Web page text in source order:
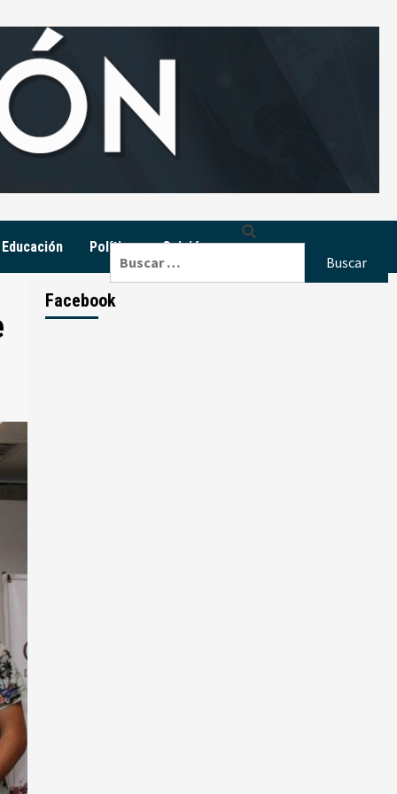
Educación Política Opinión
Facebook